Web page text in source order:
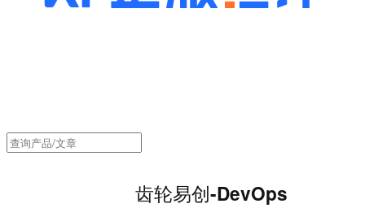
齿轮易创-DevOps